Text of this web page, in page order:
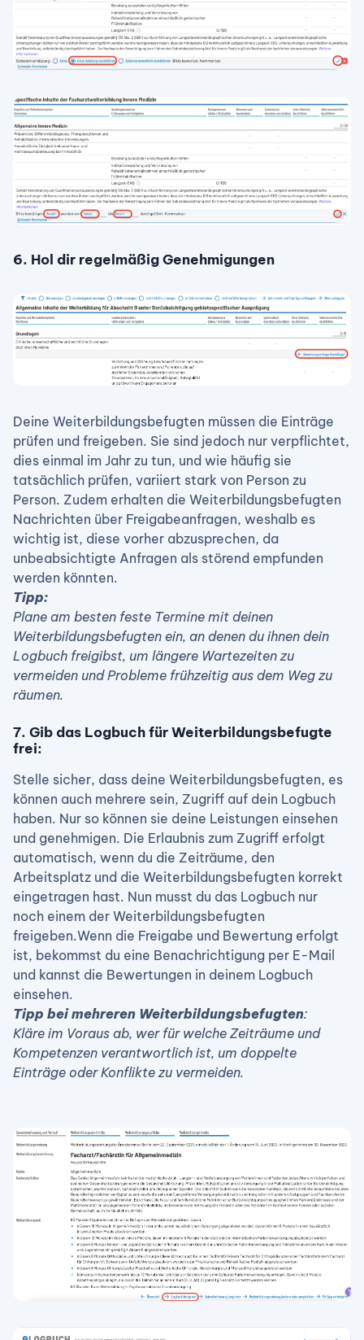
6. Hol dir regelmäßig Genehmigungen
Deine Weiterbildungsbefugten müssen die Einträge
prüfen und freigeben. Sie sind jedoch nur verpflichtet,
dies einmal im Jahr zu tun, und wie häufig sie
tatsächlich prüfen, variiert stark von Person zu
Person. Zudem erhalten die Weiterbildungsbefugten
Nachrichten über Freigabeanfragen, weshalb es
wichtig ist, diese vorher abzusprechen, da
unbeabsichtigte Anfragen als störend empfunden
werden könnten.
Tipp:
Plane am besten feste Termine mit deinen
Weiterbildungsbefugten ein, an denen du ihnen dein
Logbuch freigibst, um längere Wartezeiten zu
vermeiden und Probleme frühzeitig aus dem Weg zu
räumen.
7. Gib das Logbuch für Weiterbildungsbefugte
frei:
Stelle sicher, dass deine Weiterbildungsbefugten, es
können auch mehrere sein, Zugriff auf dein Logbuch
haben. Nur so können sie deine Leistungen einsehen
und genehmigen. Die Erlaubnis zum Zugriff erfolgt
automatisch, wenn du die Zeiträume, den
Arbeitsplatz und die Weiterbildungsbefugten korrekt
eingetragen hast. Nun musst du das Logbuch nur
noch einem der Weiterbildungsbefugten
freigeben.Wenn die Freigabe und Bewertung erfolgt
ist, bekommst du eine Benachrichtigung per E-Mail
und kannst die Bewertungen in deinem Logbuch
einsehen.
Tipp bei mehreren Weiterbildungsbefugten:
Kläre im Voraus ab, wer für welche Zeiträume und
Kompetenzen verantwortlich ist, um doppelte
Einträge oder Konflikte zu vermeiden.